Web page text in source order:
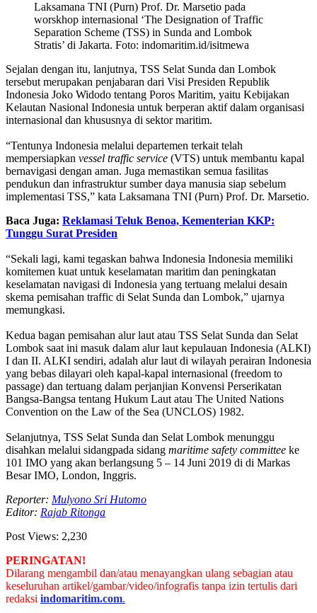
Laksamana TNI (Purn) Prof. Dr. Marsetio pada
worskhop internasional ‘The Designation of Traffic
Separation Scheme (TSS) in Sunda and Lombok
Stratis’ di Jakarta. Foto: indomaritim.id/isitmewa
Sejalan dengan itu, lanjutnya, TSS Selat Sunda dan Lombok
tersebut merupakan penjabaran dari Visi Presiden Republik
Indonesia Joko Widodo tentang Poros Maritim, yaitu Kebijakan
Kelautan Nasional Indonesia untuk berperan aktif dalam organisasi
internasional dan khususnya di sektor maritim.
“Tentunya Indonesia melalui departemen terkait telah
mempersiapkan vessel traffic service (VTS) untuk membantu kapal
bernavigasi dengan aman. Juga memastikan semua fasilitas
pendukun dan infrastruktur sumber daya manusia siap sebelum
implementasi TSS,” kata Laksamana TNI (Purn) Prof. Dr. Marsetio.
Baca Juga: Reklamasi Teluk Benoa, Kementerian KKP:
Tunggu Surat Presiden
“Sekali lagi, kami tegaskan bahwa Indonesia Indonesia memiliki
komitemen kuat untuk keselamatan maritim dan peningkatan
keselamatan navigasi di Indonesia yang tertuang melalui desain
skema pemisahan traffic di Selat Sunda dan Lombok,” ujarnya
memungkasi.
Kedua bagan pemisahan alur laut atau TSS Selat Sunda dan Selat
Lombok saat ini masuk dalam alur laut kepulauan Indonesia (ALKI)
I dan II. ALKI sendiri, adalah alur laut di wilayah perairan Indonesia
yang bebas dilayari oleh kapal-kapal internasional (freedom to
passage) dan tertuang dalam perjanjian Konvensi Perserikatan
Bangsa-Bangsa tentang Hukum Laut atau The United Nations
Convention on the Law of the Sea (UNCLOS) 1982.
Selanjutnya, TSS Selat Sunda dan Selat Lombok menunggu
disahkan melalui sidangpada sidang maritime safety committee ke
101 IMO yang akan berlangsung 5 – 14 Juni 2019 di di Markas
Besar IMO, London, Inggris.
Reporter: Mulyono Sri Hutomo
Editor: Rajab Ritonga
Post Views: 2,230
PERINGATAN!
Dilarang mengambil dan/atau menayangkan ulang sebagian atau
keseluruhan artikel/gambar/video/infografis tanpa izin tertulis dari
redaksi indomaritim.com.